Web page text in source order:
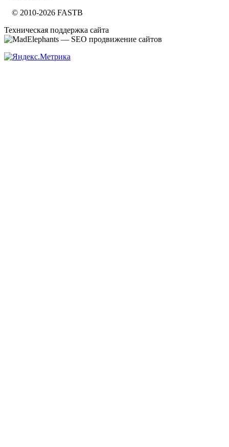
© 2010-2026 FASTB
Техническая поддержка сайта